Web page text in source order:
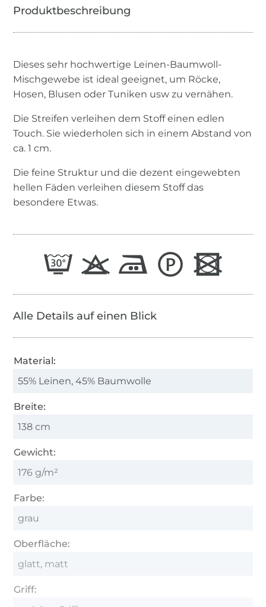
Dieses sehr hochwertige Leinen-Baumwoll-
Mischgewebe ist ideal geeignet, um Röcke,
Hosen, Blusen oder Tuniken usw zu vernähen.
Die Streifen verleihen dem Stoff einen edlen
Touch. Sie wiederholen sich in einem Abstand von
ca. 1 cm.
Die feine Struktur und die dezent eingewebten
hellen Fäden verleihen diesem Stoff das
besondere Etwas.
Alle Details auf einen Blick
Material:
55% Leinen, 45% Baumwolle
Breite:
138 cm
Gewicht:
176 g/m²
Farbe:
grau
Oberfläche:
glatt, matt
Griff: